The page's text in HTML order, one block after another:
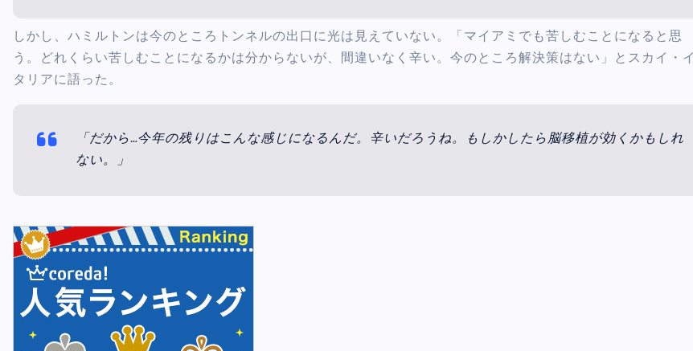
しかし、ハミルトンは今のところトンネルの出口に光は見えていない。「マイアミでも苦しむことになると思
う。どれくらい苦しむことになるかは分からないが、間違いなく辛い。今のところ解決策はない」とスカイ・イ
タリアに語った。
「だから…今年の残りはこんな感じになるんだ。辛いだろうね。もしかしたら脳移植が効くかもしれ
ない。」